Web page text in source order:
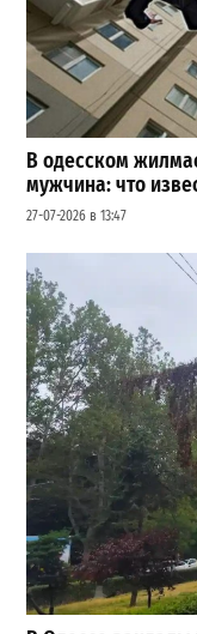
В одесском
мужчина: что
27-07-2026 в 13:47